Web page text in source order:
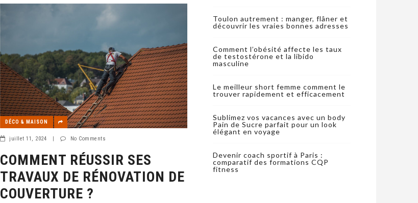
DÉCO & MAISON
juillet 11, 2024 No Comments
COMMENT RÉUSSIR SES
TRAVAUX DE RÉNOVATION DE
COUVERTURE ?
Toulon autrement : manger, flâner et
découvrir les vraies bonnes adresses
Comment l’obésité affecte les taux
de testostérone et la libido
masculine
Le meilleur short femme comment le
trouver rapidement et efficacement
Sublimez vos vacances avec un body
Pain de Sucre parfait pour un look
élégant en voyage
Devenir coach sportif à Paris :
comparatif des formations CQP
fitness